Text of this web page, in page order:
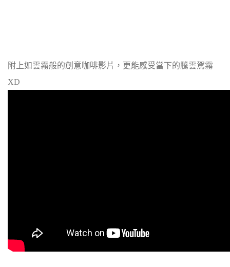
附上如雲霧般的創意咖啡影片，更能感受當下的騰雲駕霧
XD